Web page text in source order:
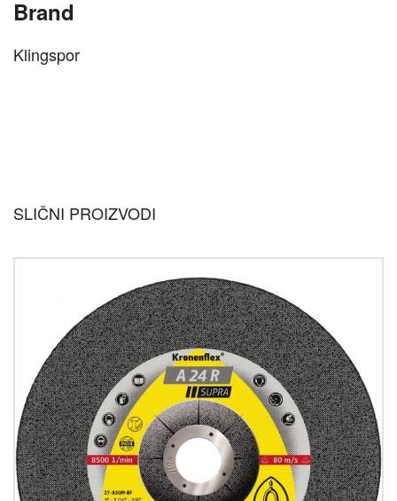
Brand
Klingspor
SLIČNI PROIZVODI